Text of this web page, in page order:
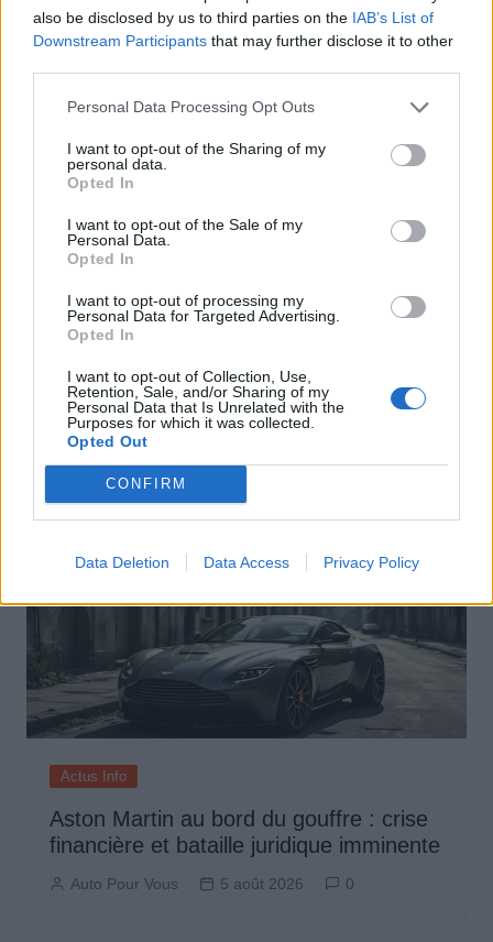
also be disclosed by us to third parties on the IAB’s List of
Downstream Participants that may further disclose it to other
Personal Data Processing Opt Outs
I want to opt-out of the Sharing of my
personal data.
Opted In
I want to opt-out of the Sale of my
Personal Data.
Opted In
I want to opt-out of processing my
Personal Data for Targeted Advertising.
Opted In
I want to opt-out of Collection, Use,
Retention, Sale, and/or Sharing of my
Personal Data that Is Unrelated with the
Purposes for which it was collected.
Opted Out
CONFIRM
Data Deletion Data Access Privacy Policy
Actus Info
Pourquoi le bouton start/stop disparaît
des voitures électriques
Auto Pour Vous 5 août 2026
Actus Info
Aston Martin au bord du gouffre : crise
financière et bataille juridique imminente
Auto Pour Vous 5 août 2026 0